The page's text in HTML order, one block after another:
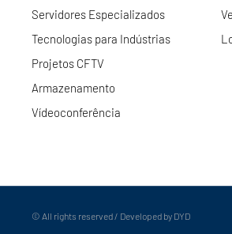
Servidores Especializados
Tecnologias para Indústrias
Projetos CFTV
Armazenamento
Vídeoconferência
© All rights reserved / Developed by DYD